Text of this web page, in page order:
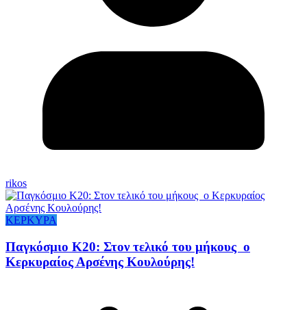
rikos
ΚΕΡΚΥΡΑ
Παγκόσμιο Κ20: Στον τελικό του μήκους ο
Κερκυραίος Αρσένης Κουλούρης!